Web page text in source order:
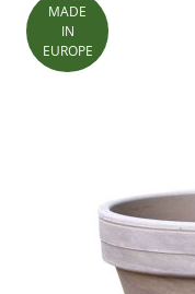
MADE
IN
EUROPE